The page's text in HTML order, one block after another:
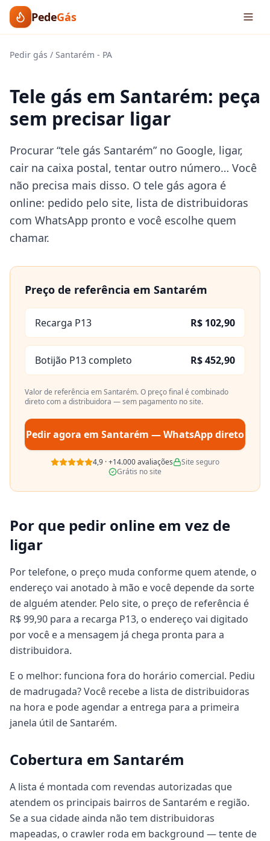
PedeGás
Pedir gás / Santarém - PA
Tele gás em Santarém: peça
sem precisar ligar
Procurar “tele gás Santarém” no Google, ligar,
cair na caixa postal, tentar outro número… Você
não precisa mais disso. O tele gás agora é
online: pedido pelo site, lista de distribuidoras
com WhatsApp pronto e você escolhe quem
chamar.
Preço de referência em Santarém
Recarga P13 R$ 102,90
Botijão P13 completo R$ 452,90
Valor de referência emSantarém. O preço final é combinado
direto com a distribuidora — sem pagamento no site.
Pedir agora em Santarém — WhatsApp direto
4,9 ·+14.000avaliações
Site seguro
Grátis no site
Por que pedir online em vez de
ligar
Por telefone, o preço muda conforme quem atende, o
endereço vai anotado à mão e você depende da sorte
de alguém atender. Pelo site, o preço de referência é
R$ 99,90 para a recarga P13, o endereço vai digitado
por você e a mensagem já chega pronta para a
distribuidora.
E o melhor: funciona fora do horário comercial. Pediu
de madrugada? Você recebe a lista de distribuidoras
na hora e pode agendar a entrega para a primeira
janela útil de Santarém.
Cobertura em Santarém
A lista é montada com revendas autorizadas que
atendem os principais bairros de Santarém e região.
Se a sua cidade ainda não tem distribuidoras
mapeadas, o crawler roda em background — tente de